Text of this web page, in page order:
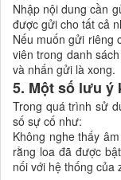
Nhập nội dung cần
được gửi cho tất cả
Nếu muốn gửi riêng
viên trong danh
và nhấn gửi là xong.
5. Một số lưu ý
Trong quá trình sử
số sự cố như:
Không nghe thấy
rằng loa đã được
nối với hệ thống của